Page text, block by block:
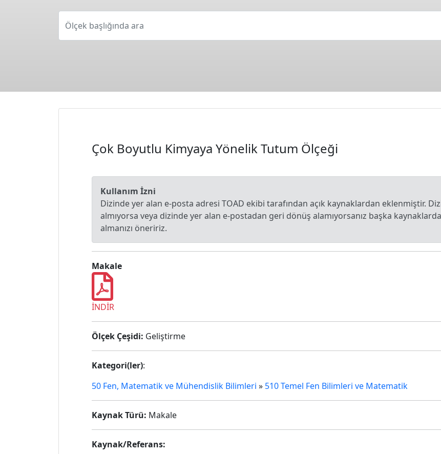
Ölçek başlığında ara
Çok Boyutlu Kimyaya Yönelik Tutum Ölçeği
Kullanım İzni
Dizinde yer alan e-posta adresi TOAD ekibi tarafından açık kaynaklardan eklenmiştir.
almıyorsa veya dizinde yer alan e-postadan geri dönüş alamıyorsanız başka
almanızı öneririz.
Makale
İNDİR
Ölçek Çeşidi: Geliştirme
Kategori(ler):
50 Fen, Matematik ve Mühendislik Bilimleri » 510 Temel Fen Bilimleri ve Matematik
Kaynak Türü: Makale
Kaynak/Referans: